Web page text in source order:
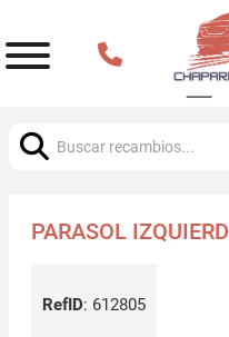
PARASOL
RefID: 612805